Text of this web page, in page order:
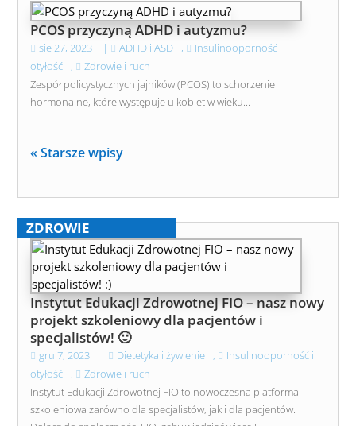
PCOS przyczyną ADHD i autyzmu?
sie 27, 2023 | ADHD i ASD ,
Insulinooporność i
otyłość
,
Zdrowie i ruch
Zespół policystycznych jajników (PCOS) to schorzenie
hormonalne, które występuje u kobiet w wieku...
« Starsze wpisy
ZDROWIE
Instytut Edukacji Zdrowotnej FIO – nasz nowy
projekt szkoleniowy dla pacjentów i
specjalistów! 🙂
gru 7, 2023 | Dietetyka i żywienie ,
Insulinooporność i
otyłość
,
Zdrowie i ruch
Instytut Edukacji Zdrowotnej FIO to nowoczesna platforma
szkoleniowa zarówno dla specjalistów, jak i dla pacjentów.